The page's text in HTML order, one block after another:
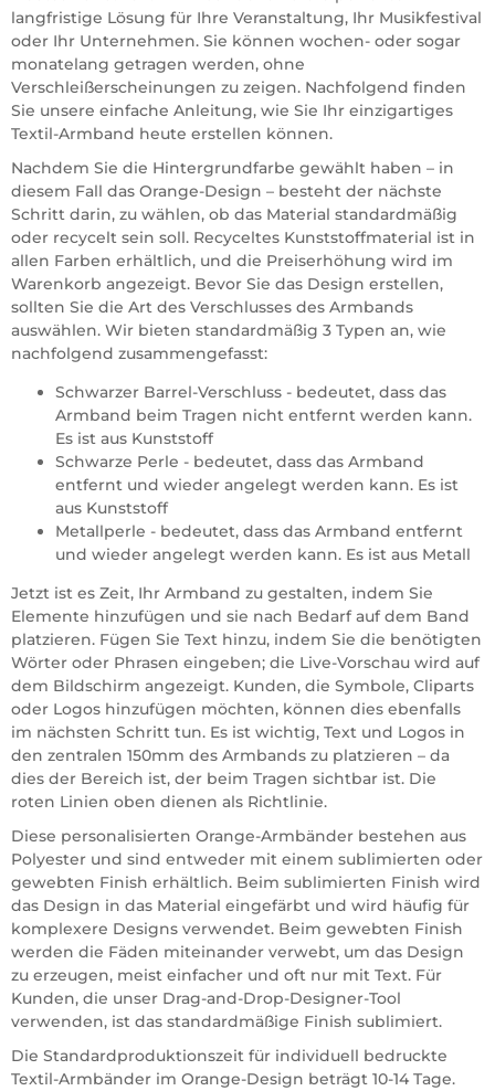
langfristige Lösung für Ihre Veranstaltung, Ihr Musikfestival
oder Ihr Unternehmen. Sie können wochen- oder sogar
monatelang getragen werden, ohne
Verschleißerscheinungen zu zeigen. Nachfolgend finden
Sie unsere einfache Anleitung, wie Sie Ihr einzigartiges
Textil-Armband heute erstellen können.
Nachdem Sie die Hintergrundfarbe gewählt haben – in
diesem Fall das Orange-Design – besteht der nächste
Schritt darin, zu wählen, ob das Material standardmäßig
oder recycelt sein soll. Recyceltes Kunststoffmaterial ist in
allen Farben erhältlich, und die Preiserhöhung wird im
Warenkorb angezeigt. Bevor Sie das Design erstellen,
sollten Sie die Art des Verschlusses des Armbands
auswählen. Wir bieten standardmäßig 3 Typen an, wie
nachfolgend zusammengefasst:
Schwarzer Barrel-Verschluss - bedeutet, dass das
Armband beim Tragen nicht entfernt werden kann.
Es ist aus Kunststoff
Schwarze Perle - bedeutet, dass das Armband
entfernt und wieder angelegt werden kann. Es ist
aus Kunststoff
Metallperle - bedeutet, dass das Armband entfernt
und wieder angelegt werden kann. Es ist aus Metall
Jetzt ist es Zeit, Ihr Armband zu gestalten, indem Sie
Elemente hinzufügen und sie nach Bedarf auf dem Band
platzieren. Fügen Sie Text hinzu, indem Sie die benötigten
Wörter oder Phrasen eingeben; die Live-Vorschau wird auf
dem Bildschirm angezeigt. Kunden, die Symbole, Cliparts
oder Logos hinzufügen möchten, können dies ebenfalls
im nächsten Schritt tun. Es ist wichtig, Text und Logos in
den zentralen 150mm des Armbands zu platzieren – da
dies der Bereich ist, der beim Tragen sichtbar ist. Die
roten Linien oben dienen als Richtlinie.
Diese personalisierten Orange-Armbänder bestehen aus
Polyester und sind entweder mit einem sublimierten oder
gewebten Finish erhältlich. Beim sublimierten Finish wird
das Design in das Material eingefärbt und wird häufig für
komplexere Designs verwendet. Beim gewebten Finish
werden die Fäden miteinander verwebt, um das Design
zu erzeugen, meist einfacher und oft nur mit Text. Für
Kunden, die unser Drag-and-Drop-Designer-Tool
verwenden, ist das standardmäßige Finish sublimiert.
Die Standardproduktionszeit für individuell bedruckte
Textil-Armbänder im Orange-Design beträgt 10-14 Tage.